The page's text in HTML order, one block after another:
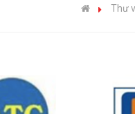
Thư